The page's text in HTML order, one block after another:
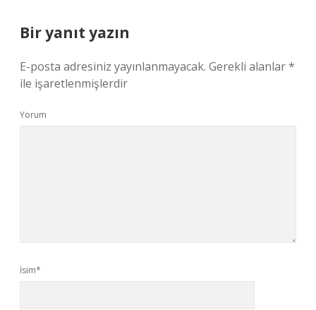
Bir yanıt yazın
E-posta adresiniz yayınlanmayacak. Gerekli alanlar*
ile işaretlenmişlerdir
Yorum
İsim*